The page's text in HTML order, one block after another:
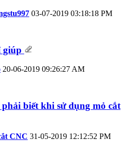
03-07-2019 03:18:18 PM
giúp
20-06-2019 09:26:27 AM
biết khi sử dụng mỏ cắt
CNC 31-05-2019 12:12:52 PM